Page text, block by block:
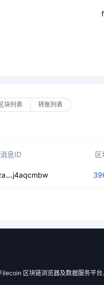
块列表 转账列表
消息ID 区
j4aqcmbw
区块链浏览器及数据服务平